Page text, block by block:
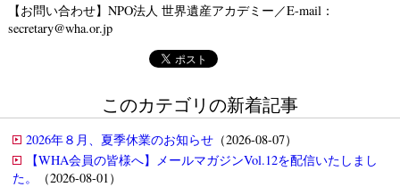
【お問い合わせ】NPO法人 世界遺産アカデミー／E-mail：
secretary@wha.or.jp
このカテゴリの新着記事
2026年８月、夏季休業のお知らせ（2026-08-07）
【WHA会員の皆様へ】メールマガジンVol.12を配信いたしまし
た。
（2026-08-01）